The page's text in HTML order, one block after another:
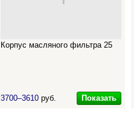
Корпус масляного фильтра 25
3700–3610 руб. Показать